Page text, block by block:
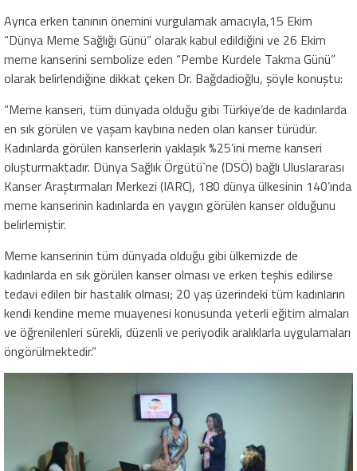
Ayrıca erken tanının önemini vurgulamak amacıyla,15 Ekim
“Dünya Meme Sağlığı Günü” olarak kabul edildiğini ve 26 Ekim
meme kanserini sembolize eden “Pembe Kurdele Takma Günü”
olarak belirlendiğine dikkat çeken Dr. Bağdadioğlu, şöyle konuştu:
“Meme kanseri, tüm dünyada olduğu gibi Türkiye’de de kadınlarda
en sık görülen ve yaşam kaybına neden olan kanser türüdür.
Kadınlarda görülen kanserlerin yaklaşık %25’ini meme kanseri
oluşturmaktadır. Dünya Sağlık Örgütü`ne (DSÖ) bağlı Uluslararası
Kanser Araştırmaları Merkezi (IARC), 180 dünya ülkesinin 140’ında
meme kanserinin kadınlarda en yaygın görülen kanser olduğunu
belirlemiştir.
Meme kanserinin tüm dünyada olduğu gibi ülkemizde de
kadınlarda en sık görülen kanser olması ve erken teşhis edilirse
tedavi edilen bir hastalık olması; 20 yaş üzerindeki tüm kadınların
kendi kendine meme muayenesi konusunda yeterli eğitim almaları
ve öğrenilenleri sürekli, düzenli ve periyodik aralıklarla uygulamaları
öngörülmektedir.”